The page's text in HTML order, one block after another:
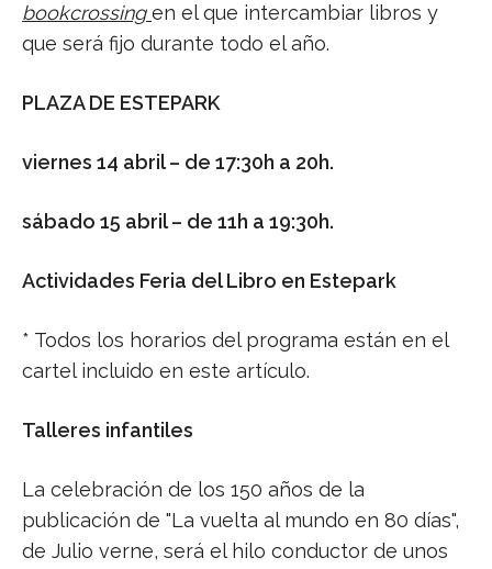
bookcrossingen el que intercambiar libros y
que será fijo durante todo el año.
PLAZA DE ESTEPARK
viernes 14 abril – de 17:30h a 20h.
sábado 15 abril – de 11h a 19:30h.
Actividades Feria del Libro en Estepark
* Todos los horarios del programa están en el
cartel incluido en este artículo.
Talleres infantiles
La celebración de los 150 años de la
publicación de "La vuelta al mundo en 80 días",
de Julio verne, será el hilo conductor de unos